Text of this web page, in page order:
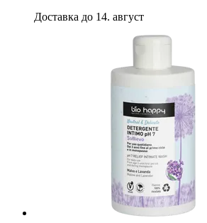
Доставка до 14. август